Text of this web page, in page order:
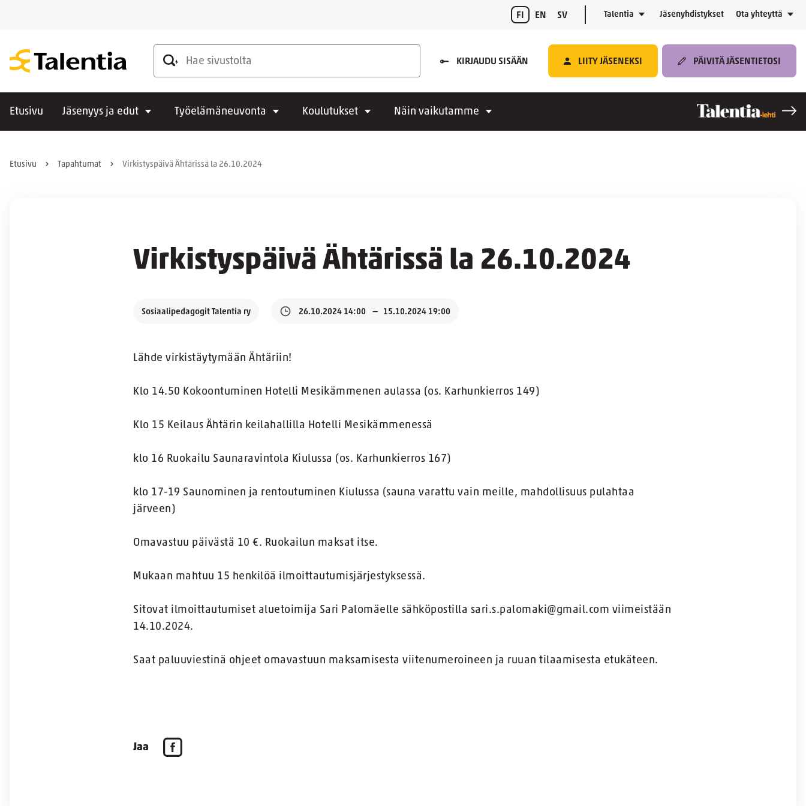
FI EN SV Talentia Jäsenyhdistykset Ota yhteyttä
Hae sivustolta
KIRJAUDU SISÄÄN LIITY JÄSENEKSI PÄIVITÄ JÄSENTIETOSI
Etusivu Jäsenyys ja edut Työelämäneuvonta Koulutukset Näin vaikutamme
Etusivu Tapahtumat Virkistyspäivä Ähtärissä la 26.10.2024
Virkistyspäivä Ähtärissä la 26.10.2024
Sosiaalipedagogit Talentia ry 26.10.2024 14:00 15.10.2024 19:00
Lähde virkistäytymään Ähtäriin!
Klo 14.50 Kokoontuminen Hotelli Mesikämmenen aulassa (os. Karhunkierros 149)
Klo 15 Keilaus Ähtärin keilahallilla Hotelli Mesikämmenessä
klo 16 Ruokailu Saunaravintola Kiulussa (os. Karhunkierros 167)
klo 17-19 Saunominen ja rentoutuminen Kiulussa (sauna varattu vain meille, mahdollisuus pulahtaa
järveen)
Omavastuu päivästä 10 €. Ruokailun maksat itse.
Mukaan mahtuu 15 henkilöä ilmoittautumisjärjestyksessä.
Sitovat ilmoittautumiset aluetoimija Sari Palomäelle sähköpostilla sari.s.palomaki@gmail.com viimeistään
14.10.2024.
Saat paluuviestinä ohjeet omavastuun maksamisesta viitenumeroineen ja ruuan tilaamisesta etukäteen.
Jaa